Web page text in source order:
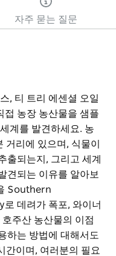
자주 묻는 질문
, 티 트리 에센셜 오일
접 농장 농산물을 샘플
계를 발견하세요. 농
리에 있으며, 식물이
출되는지, 그리고 세계
견되는 이유를 알아보
Southern
데려가 폭포, 와이너
주산 농산물의 이점
하는 방법에 대해서도
간이며, 여러분의 필요